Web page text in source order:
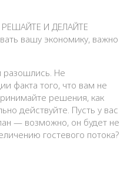
И ДЕЛАЙТЕ
вашу экономику, важно
разошлись. Не
факта того, что вам не
решения, как
действуйте. Пусть у вас
— возможно, он будет не
гостевого потока?